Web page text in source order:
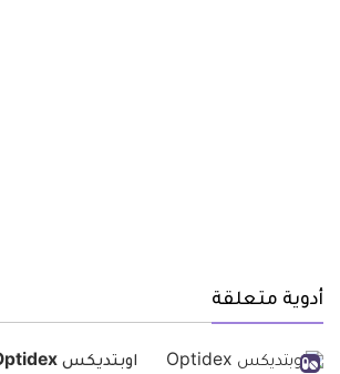
أدوية متعلقة
اوبتديكس Optidex قطرات للعين